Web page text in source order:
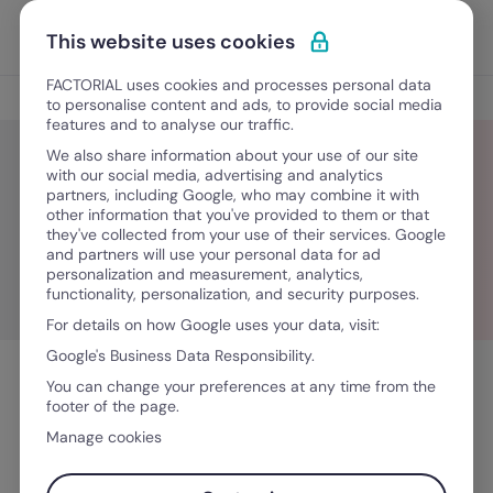
Ir para o conteúdo
Experimente Grátis
Blog
Mariella Figueiredo
This website uses cookies
FACTORIAL uses cookies and processes personal data
to personalise content and ads, to provide social media
features and to analyse our traffic.
We also share information about your use of our site
with our social media, advertising and analytics
partners, including Google, who may combine it with
other information that you've provided to them or that
they've collected from your use of their services. Google
and partners will use your personal data for ad
personalization and measurement, analytics,
functionality, personalization, and security purposes.
For details on how Google uses your data, visit:
Google's Business Data Responsibility.
You can change your preferences at any time from the
footer of the page.
Manage cookies